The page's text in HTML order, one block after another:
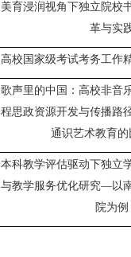
美育浸润视角下独立院校
革与实
高校国家级考试考务工作
歌声里的中国：高校非音
程思政资源开发与传播路
通识艺术教育的
本科教学评估驱动下独立
与教学服务优化研究—以
院为例